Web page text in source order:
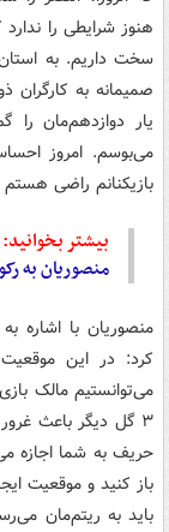
هنوز شرایطی را
سخت داریم. به استان
صمیمانه به کارگران
یار دوازدهم‌مانرا
می‌بوسم. امروز
بازیکنانم راضی هستم
بیشتر بخوانید:
منصوریان به
منصوریان با اشاره
کرد: در این
۳ گل دیگر باعث
حریف به شما اجازه
باز کنید و موقعیت
باید به ریتم‌مان